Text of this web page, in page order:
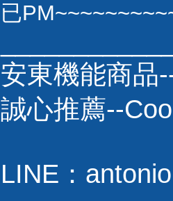
已
安東機能商品
誠心推薦--
LINE：